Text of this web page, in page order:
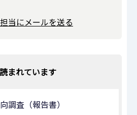
当にメールを送る
まれています
調査（報告書）